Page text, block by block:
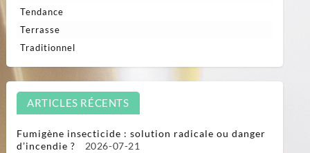
Tendance
Terrasse
Traditionnel
ARTICLES RÉCENTS
Fumigène insecticide : solution radicale ou danger
d’incendie ?
2026-07-21